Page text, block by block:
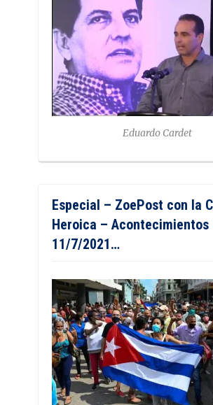
Eduardo Cardet
Especial – ZoePost con la
Heroica – Acontecimientos
11/7/2021…